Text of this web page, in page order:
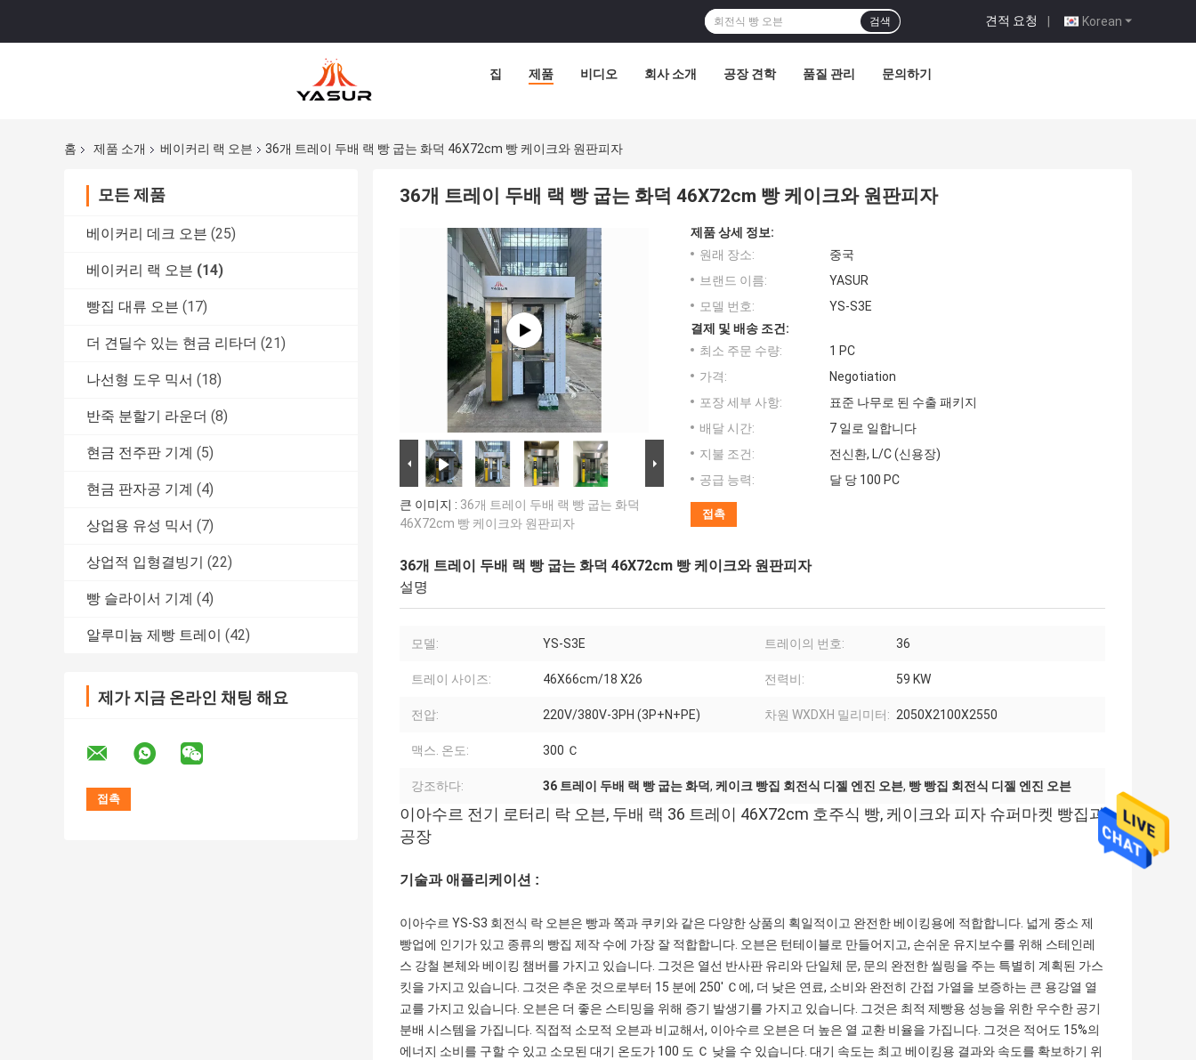
Korean
견적 요청 |
검색
집 제품 비디오 회사 소개 공장 견학 품질 관리 문의하기
홈 제품 소개 베이커리 랙 오븐 36개 트레이 두배 랙 빵 굽는 화덕 46X72cm 빵 케이크와 원판피자
모든 제품
베이커리 데크 오븐 (25)
베이커리 랙 오븐 (14)
빵집 대류 오븐 (17)
더 견딜수 있는 현금 리타더 (21)
나선형 도우 믹서 (18)
반죽 분할기 라운더 (8)
현금 전주판 기계 (5)
현금 판자공 기계 (4)
상업용 유성 믹서 (7)
상업적 입형결빙기 (22)
빵 슬라이서 기계 (4)
알루미늄 제빵 트레이 (42)
제가 지금 온라인 채팅 해요
36개 트레이 두배 랙 빵 굽는 화덕 46X72cm 빵 케이크와 원판피자
큰 이미지 : 36개 트레이 두배 랙 빵 굽는 화덕
46X72cm 빵 케이크와 원판피자
제품 상세 정보:
원래 장소:
중국
브랜드 이름:
YASUR
모델 번호:
YS-S3E
결제 및 배송 조건:
최소 주문 수량:
1 PC
가격:
Negotiation
포장 세부 사항:
표준 나무로 된 수출 패키지
배달 시간:
7 일로 일합니다
지불 조건:
전신환, L/C (신용장)
공급 능력:
달 당 100 PC
접촉
36개 트레이 두배 랙 빵 굽는 화덕 46X72cm 빵 케이크와 원판피자
설명
모델: YS-S3E 트레이의 번호: 36
트레이 사이즈: 46X66cm/18 X26 전력비: 59 KW
전압: 220V/380V-3PH (3P+N+PE) 차원 WXDXH 밀리미터: 2050X2100X2550
맥스. 온도: 300 Ｃ
강조하다: 36 트레이 두배 랙 빵 굽는 화덕, 케이크 빵집 회전식 디젤 엔진 오븐, 빵 빵집 회전식 디젤 엔진 오븐
이아수르 전기 로터리 락 오븐, 두배 랙 36 트레이 46X72cm 호주식 빵, 케이크와 피자 슈퍼마켓 빵집과
공장
기술과 애플리케이션 :
이아수르 YS-S3 회전식 락 오븐은 빵과 쪽과 쿠키와 같은 다양한 상품의 획일적이고 완전한 베이킹용에 적합합니다. 넓게 중소 제
빵업에 인기가 있고 종류의 빵집 제작 수에 가장 잘 적합합니다. 오븐은 턴테이블로 만들어지고, 손쉬운 유지보수를 위해 스테인레
스 강철 본체와 베이킹 챔버를 가지고 있습니다. 그것은 열선 반사판 유리와 단일체 문, 문의 완전한 씰링을 주는 특별히 계획된 가스
킷을 가지고 있습니다. 그것은 추운 것으로부터 15 분에 250' Ｃ에, 더 낮은 연료, 소비와 완전히 간접 가열을 보증하는 큰 용강열 열
교를 가지고 있습니다. 오븐은 더 좋은 스티밍을 위해 증기 발생기를 가지고 있습니다. 그것은 최적 제빵용 성능을 위한 우수한 공기
분배 시스템을 가집니다. 직접적 소모적 오븐과 비교해서, 이아수르 오븐은 더 높은 열 교환 비율을 가집니다. 그것은 적어도 15%의
에너지 소비를 구할 수 있고 소모된 대기 온도가 100 도 Ｃ 낮을 수 있습니다. 대기 속도는 최고 베이킹용 결과와 속도를 확보하기 위